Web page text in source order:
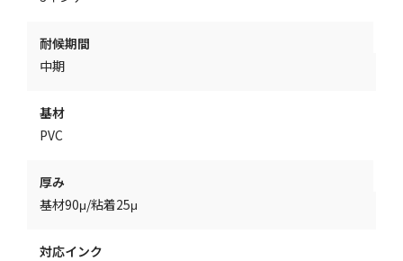
耐候期間
中期
基材
PVC
厚み
基材90μ/粘着25μ
対応インク